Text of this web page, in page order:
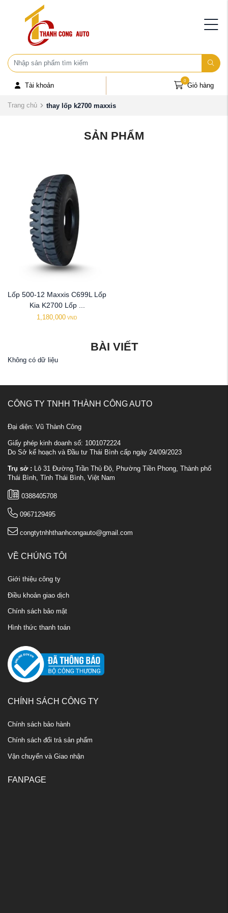
Tài khoản Giỏ hàng
0
Trang chủ thay lốp k2700 maxxis
SẢN PHẨM
Lốp 500-12 Maxxis C699L Lốp
Kia K2700 Lốp ...
1,180,000 VND
BÀI VIẾT
Không có dữ liệu
CÔNG TY TNHH THÀNH CÔNG AUTO
Đại diện: Vũ Thành Công
Giấy phép kinh doanh số: 1001072224
Do Sở kế hoạch và Đầu tư Thái Bình cấp ngày 24/09/2023
Trụ sở : Lô 31 Đường Trần Thủ Độ, Phường Tiền Phong, Thành phố
Thái Bình, Tỉnh Thái Bình, Việt Nam
0388405708
0967129495
congtytnhhthanhcongauto@gmail.com
VỀ CHÚNG TÔI
Giới thiệu công ty
Điều khoản giao dịch
Chính sách bảo mật
Hình thức thanh toán
CHÍNH SÁCH CÔNG TY
Chính sách bảo hành
Chính sách đổi trả sản phẩm
Vận chuyển và Giao nhận
FANPAGE